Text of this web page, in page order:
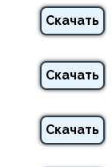
Скачать
Скачать
Скачать